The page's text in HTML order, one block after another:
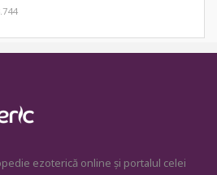
ezoterică online și portalul celei